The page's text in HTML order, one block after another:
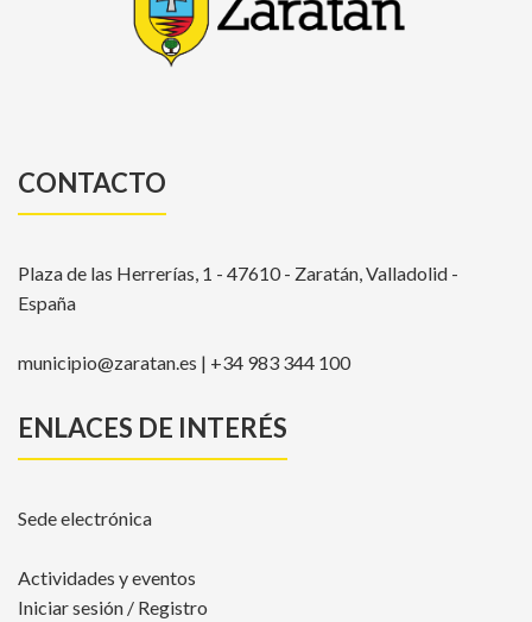
CONTACTO
Plaza de las Herrerías, 1 - 47610 - Zaratán, Valladolid -
España
municipio@zaratan.es | +34 983 344 100
ENLACES DE INTERÉS
Sede electrónica
Actividades y eventos
Iniciar sesión / Registro